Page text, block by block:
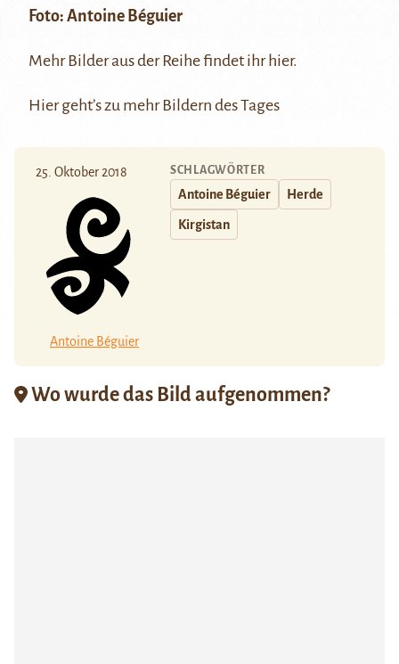
Foto: Antoine Béguier
Mehr Bilder aus der Reihe findet ihrhier.
Hiergeht’s zu mehr Bildern des Tages
25. Oktober 2018
Antoine Béguier
SCHLAGWÖRTER
Antoine Béguier Herde
Kirgistan
Wo wurde das Bild aufgenommen?